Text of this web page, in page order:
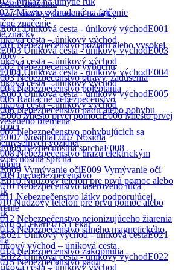
Miesto vyhradené na fajčenie
značenie
značky
Nebezpečenstvo požiaru alebo vysokej
Nebezpečenstvo výbuchu
Nebezpečenstvo otravy, zadusenia
Nebezpečenstvo poleptania
Radiačné nebezpečenstvo
Nebezpečenstvo pádu alebo pohybu
bremena
Nebezpečenstvo pohybujúcich sa
vozidiel
Nebezpečenstvo úrazu elektrickým
Iné nebezpečenstvo
Nebezpečenstvo laserového lúča
Nebezpečenstvo látky podporujúcej
Nebezpečenstvo neionizujúceho žiarenia
Nebezpečenstvo silného magnetického
Nebezpečenstvo zakopnutia
Nebezpečenstvo pádu
značenia
Záchranné značky
E001
cesta – únikový východ
E003
cesta – únikový východ
E004
cesta – únikový východ
E005
cesta – únikový východ
E006 Miesto prvej
E007 Nosidlá
E008
sprcha
E009 Vymývanie očí
Núdzový telefón pre prvú pomoc alebo
E015 Lekár
E021
východ – úniková cesta
E022
cesta – únikový východ